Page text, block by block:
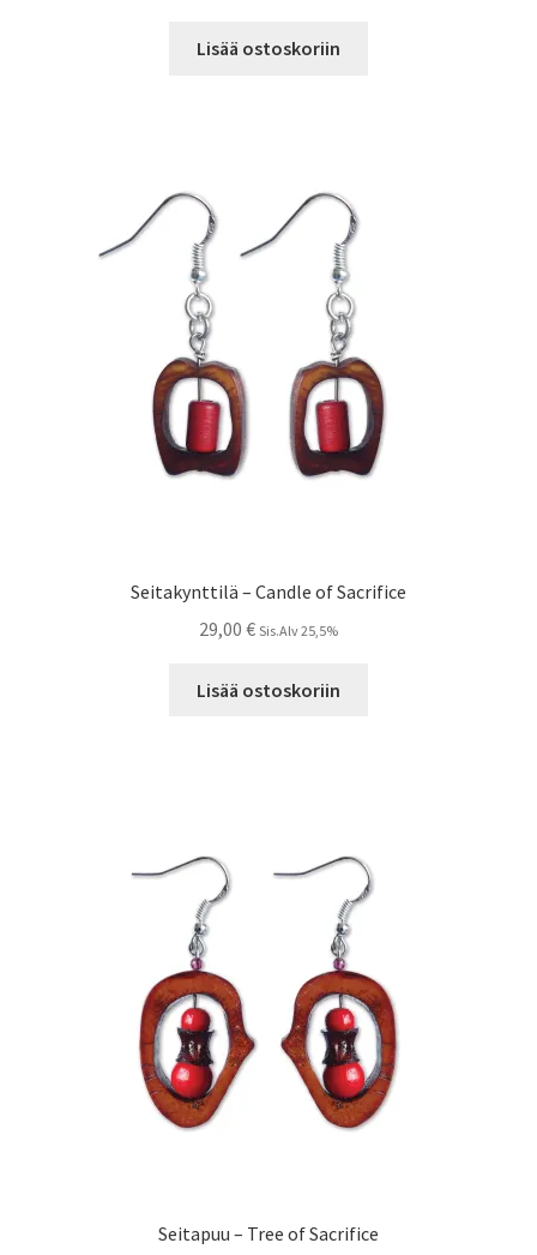
Lisää ostoskoriin
Seitakynttilä – Candle of Sacrifice
29,00 € Sis.Alv 25,5%
Lisää ostoskoriin
Seitapuu – Tree of Sacrifice